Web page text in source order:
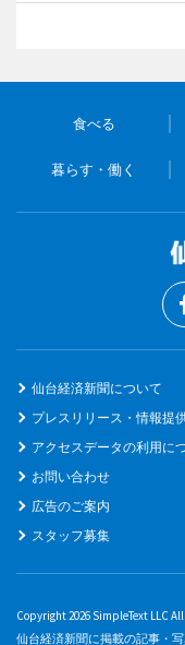
食べる
暮らす・働く
仙台経済新聞について
プレスリリース・情報提
アクセスデータの利用に
お問い合わせ
広告のご案内
スタッフ募集
Copyright 2026 SimpleText LLC
仙台経済新聞に掲載の記事・